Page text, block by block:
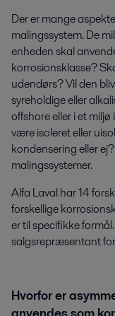
Der er mange
malingssystem. De
enheden skal
korrosionsklasse?
udendørs? Vil den
syreholdige eller
offshore eller i et
være isoleret eller
kondensering eller
malingssystemer.
Alfa Laval har 14
forskellige
er til specifikke
salgsrepræsentant
Hvorfor er